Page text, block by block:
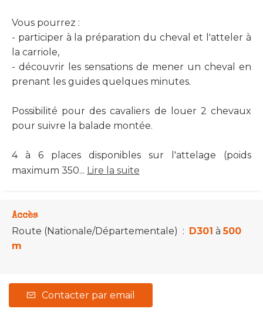
Vous pourrez :
- participer à la préparation du cheval et l'atteler à
la carriole,
- découvrir les sensations de mener un cheval en
prenant les guides quelques minutes.
Possibilité pour des cavaliers de louer 2 chevaux
pour suivre la balade montée.
4 à 6 places disponibles sur l'attelage (poids
maximum 350... Lire la suite
Accès
Route (Nationale/Départementale) : D301 à500
m
Contacter par email